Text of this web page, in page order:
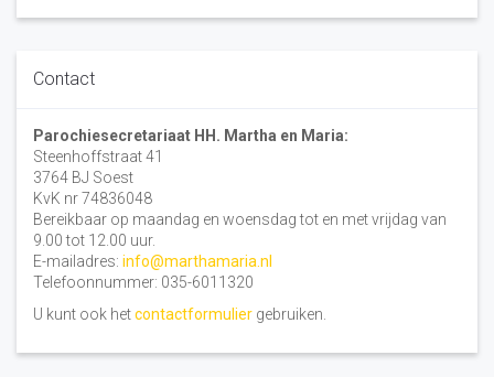
Contact
Parochiesecretariaat HH. Martha en Maria:
Steenhoffstraat 41
3764 BJ Soest
KvK nr 74836048
Bereikbaar op maandag en woensdag tot en met vrijdag van
9.00 tot 12.00 uur.
E-mailadres: info@marthamaria.nl
Telefoonnummer: 035-6011320
U kunt ook hetcontactformulier gebruiken.